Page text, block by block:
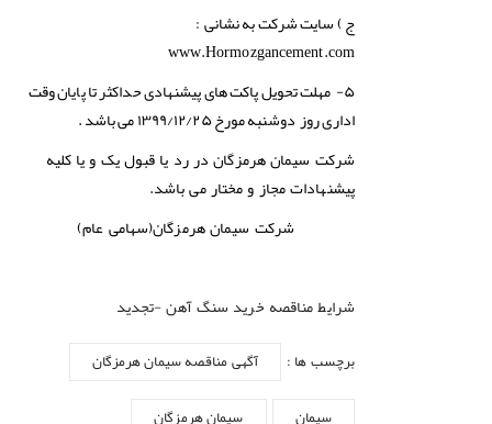
ج ) سایت شرکت به نشانی :
www.Hormozgancement.com
۵- مهلت تحویل پاکت های پیشنهادی حداکثر تا پایان وقت
اداری روز دوشنبه مورخ ۱۳۹۹/۱۲/۲۵ می باشد .
شرکت سیمان هرمزگان در رد یا قبول یک و یا کلیه
پیشنهادات مجاز و مختار می باشد.
شرکت سیمان هرمزگان(سهامی عام)
شرایط مناقصه خرید سنگ آهن -تجدید
برچسب ها : آگهی مناقصه سیمان هرمزگان
سیمان سیمان هرمزگان